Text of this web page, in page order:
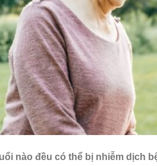
nào đều có thể bị nhiễm dịch